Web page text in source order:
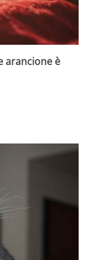
arancione è